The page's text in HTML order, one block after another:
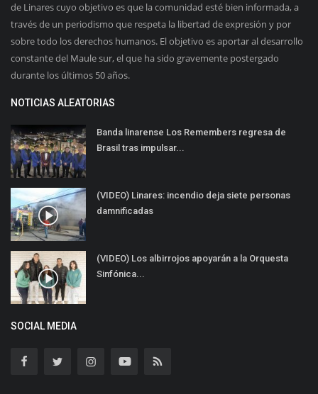
de Linares cuyo objetivo es que la comunidad esté bien informada, a
través de un periodismo que respeta la libertad de expresión y por
sobre todo los derechos humanos. El objetivo es aportar al desarrollo
constante del Maule sur, el que ha sido gravemente postergado
durante los últimos 50 años.
NOTICIAS ALEATORIAS
Banda linarense Los Remembers regresa de
Brasil tras impulsar...
(VIDEO) Linares: incendio deja siete personas
damnificadas
(VIDEO) Los albirrojos apoyarán a la Orquesta
Sinfónica...
SOCIAL MEDIA